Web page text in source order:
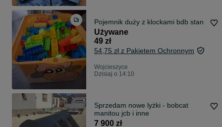
Pojemnik duży z klockami bdb stan
Używane
49 zł
54,75 zł z Pakietem Ochronnym
Wojcieszyce
Dzisiaj o 14:10
Sprzedam nowe lyżki - bobcat
manitou jcb i inne
7 900 zł